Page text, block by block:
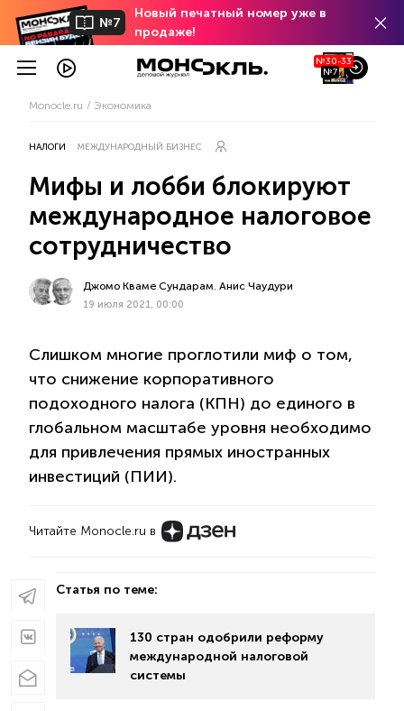
№7
Новый печатный номер уже в
продаже!
№30-33
№7
Monocle.ru Экономика
НАЛОГИ МЕЖДУНАРОДНЫЙ БИЗНЕС
Мифы и лобби блокируют
международное налоговое
сотрудничество
Джомо Кваме Сундарам Анис Чаудури
19 июля 2021, 00:00
Слишком многие проглотили миф о том,
что снижение корпоративного
подоходного налога (КПН) до единого в
глобальном масштабе уровня необходимо
для привлечения прямых иностранных
инвестиций (ПИИ).
Читайте Monocle.ru в
Статья по теме:
130 стран одобрили реформу
международной налоговой
системы